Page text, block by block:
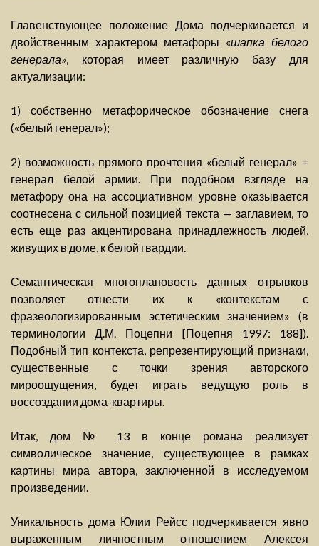
Главенствующее положение Дома подчеркивается и
двойственным характером метафоры «шапка белого
генерала», которая имеет различную базу для
актуализации:
1) собственно метафорическое обозначение снега
(«белый генерал»);
2) возможность прямого прочтения «белый генерал» =
генерал белой армии. При подобном взгляде на
метафору она на ассоциативном уровне оказывается
соотнесена с сильной позицией текста — заглавием, то
есть еще раз акцентирована принадлежность людей,
живущих в доме, к белой гвардии.
Семантическая многоплановость данных отрывков
позволяет отнести их к «контекстам с
фразеологизированным эстетическим значением» (в
терминологии Д.М. Поцепни [Поцепня 1997: 188]).
Подобный тип контекста, репрезентирующий признаки,
существенные с точки зрения авторского
мироощущения, будет играть ведущую роль в
воссоздании дома-квартиры.
Итак, дом № 13 в конце романа реализует
символическое значение, существующее в рамках
картины мира автора, заключенной в исследуемом
произведении.
Уникальность дома Юлии Рейсс подчеркивается явно
выраженным личностным отношением Алексея